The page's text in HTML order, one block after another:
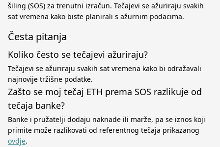
šiling (SOS) za trenutni izračun. Tečajevi se ažuriraju svakih
sat vremena kako biste planirali s ažurnim podacima.
Česta pitanja
Koliko često se tečajevi ažuriraju?
Tečajevi se ažuriraju svakih sat vremena kako bi odražavali
najnovije tržišne podatke.
Zašto se moj tečaj ETH prema SOS razlikuje od
tečaja banke?
Banke i pružatelji dodaju naknade ili marže, pa se iznos koji
primite može razlikovati od referentnog tečaja prikazanog
ovdje.